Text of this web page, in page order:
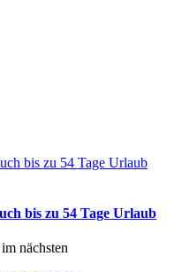
bis zu 54 Tage Urlaub
nächsten